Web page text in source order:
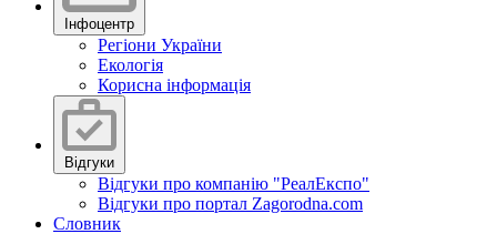
Інфоцентр
Регіони України
Екологія
Корисна інформація
Відгуки
Відгуки про компанію "РеалЕкспо"
Відгуки про портал Zagorodna.com
Словник